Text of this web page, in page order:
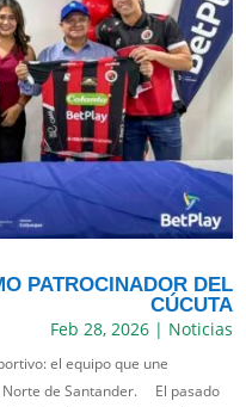
PATROCINADOR DEL
CÚCUTA
Feb 28, 2026| Noticias
el equipo que une
Norte de Santander. El pasado